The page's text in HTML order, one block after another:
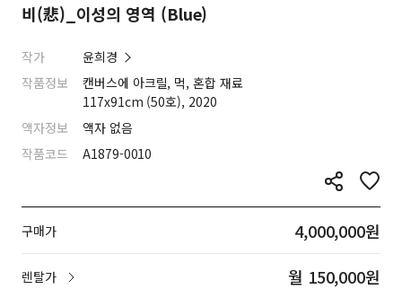
비(悲)_이성의 영역 (Blue)
작가
윤희경
작품정보
캔버스에 아크릴, 먹, 혼합 재료
117x91cm (50호), 2020
액자정보
액자 없음
작품코드
A1879-0010
구매가 4,000,000원
렌탈가 월 150,000원